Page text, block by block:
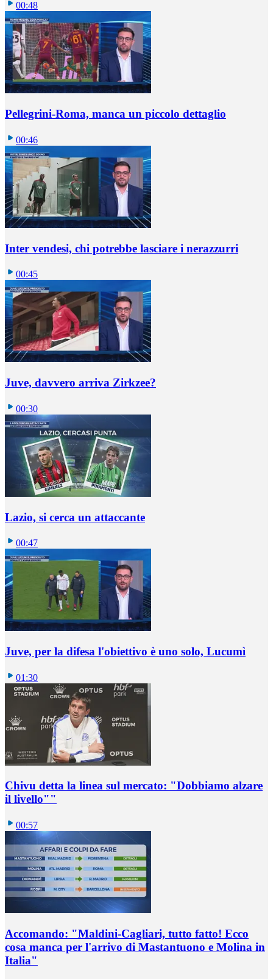
00:48
Pellegrini-Roma, manca un piccolo dettaglio
00:46
Inter vendesi, chi potrebbe lasciare i nerazzurri
00:45
Juve, davvero arriva Zirkzee?
00:30
Lazio, si cerca un attaccante
00:47
Juve, per la difesa l'obiettivo è uno solo, Lucumì
01:30
Chivu detta la linea sul mercato: "Dobbiamo alzare
il livello""
00:57
Accomando: "Maldini-Cagliari, tutto fatto! Ecco
cosa manca per l'arrivo di Mastantuono e Molina in
Italia"